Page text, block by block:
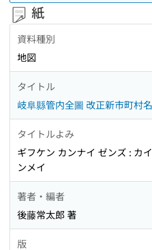
紙
資料種別
地図
タイトル
岐阜縣管内全圖 改正新市町村名
タイトルよみ
ギフケン カンナイ ゼンズ : カ
ンメイ
著者・編者
後藤常太郎 著
版